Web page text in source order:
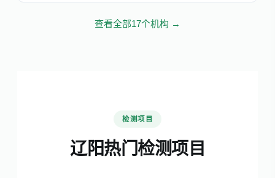
查看全部17个机构 →
检测项目
辽阳热门检测项目